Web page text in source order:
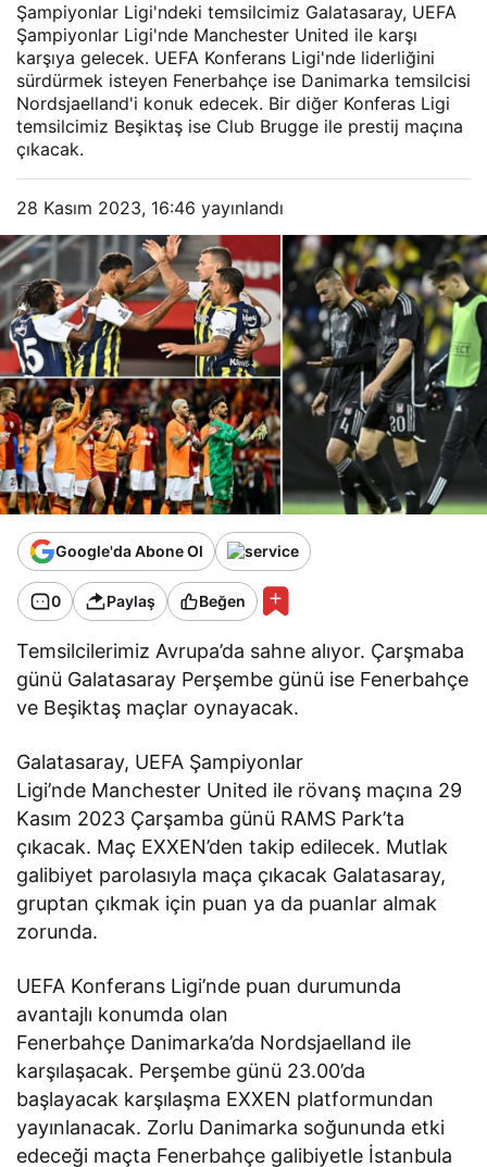
Şampiyonlar Ligi'ndeki temsilcimiz Galatasaray, UEFA
Şampiyonlar Ligi'nde Manchester United ile karşı
karşıya gelecek. UEFA Konferans Ligi'nde liderliğini
sürdürmek isteyen Fenerbahçe ise Danimarka temsilcisi
Nordsjaelland'i konuk edecek. Bir diğer Konferas Ligi
temsilcimiz Beşiktaş ise Club Brugge ile prestij maçına
çıkacak.
28 Kasım 2023, 16:46 yayınlandı
Google'da Abone Ol
0 Paylaş Beğen
Temsilcilerimiz Avrupa’da sahne alıyor. Çarşmaba
günü Galatasaray Perşembe günü ise Fenerbahçe
ve Beşiktaş maçlar oynayacak.
Galatasaray, UEFA Şampiyonlar
Ligi’nde Manchester United ile rövanş maçına 29
Kasım 2023 Çarşamba günü RAMS Park’ta
çıkacak. Maç EXXEN’den takip edilecek. Mutlak
galibiyet parolasıyla maça çıkacak Galatasaray,
gruptan çıkmak için puan ya da puanlar almak
zorunda.
UEFA Konferans Ligi’nde puan durumunda
avantajlı konumda olan
Fenerbahçe Danimarka’da Nordsjaelland ile
karşılaşacak. Perşembe günü 23.00’da
başlayacak karşılaşma EXXEN platformundan
yayınlanacak. Zorlu Danimarka soğununda etki
edeceği maçta Fenerbahçe galibiyetle İstanbula